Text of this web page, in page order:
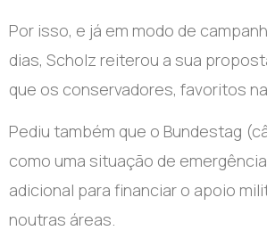
Por isso, e já em modo de
dias, Scholz reiterou a sua
que os conservadores, favoritos
Pediu também que o Bundestag
como uma situação de
adicional para financiar o apoio
noutras áreas.